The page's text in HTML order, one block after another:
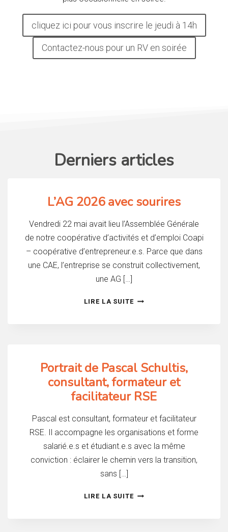
cliquez ici pour vous inscrire le jeudi à 14h
Contactez-nous pour un RV en soirée
Derniers articles
L’AG 2026 avec sourires
Vendredi 22 mai avait lieu l’Assemblée Générale
de notre coopérative d’activités et d’emploi Coapi
– coopérative d’entrepreneur.e.s. Parce que dans
une CAE, l’entreprise se construit collectivement,
une AG […]
LIRE LA SUITE L’AG
Portrait de Pascal Schultis,
consultant, formateur et
facilitateur RSE
Pascal est consultant, formateur et facilitateur
RSE. Il accompagne les organisations et forme
salarié.e.s et étudiant.e.s avec la même
conviction : éclairer le chemin vers la transition,
sans […]
LIRE LA SUITE PORTRAIT